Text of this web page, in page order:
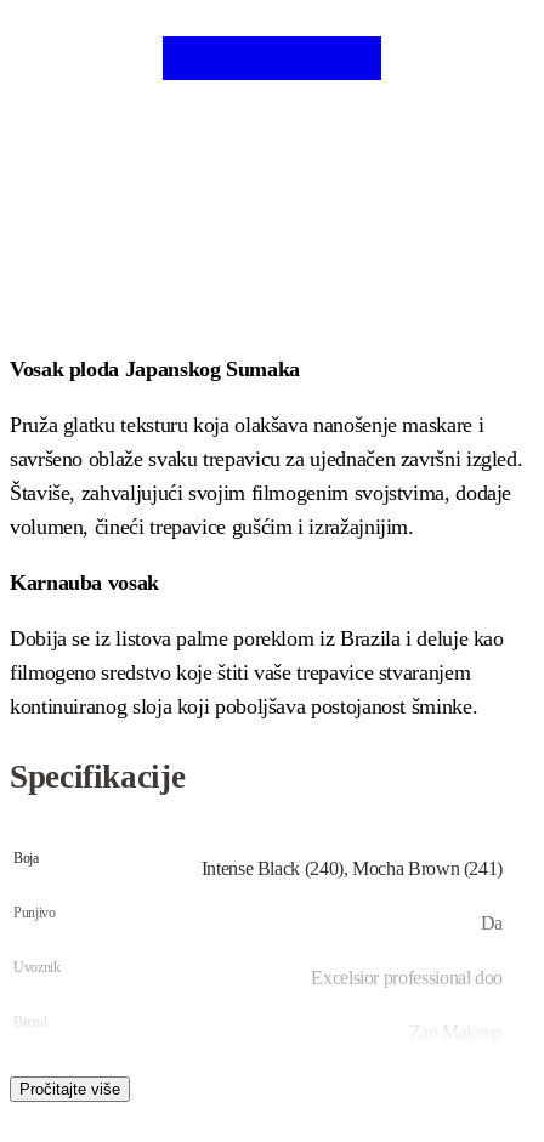
Vosak ploda Japanskog Sumaka
Pruža glatku teksturu koja olakšava nanošenje maskare i
savršeno oblaže svaku trepavicu za ujednačen završni izgled.
Štaviše, zahvaljujući svojim filmogenim svojstvima, dodaje
volumen, čineći trepavice gušćim i izražajnijim.
Karnauba vosak
Dobija se iz listova palme poreklom iz Brazila i deluje kao
filmogeno sredstvo koje štiti vaše trepavice stvaranjem
kontinuiranog sloja koji poboljšava postojanost šminke.
Specifikacije
Boja Intense Black (240), Mocha Brown (241)
Punjivo Da
Uvoznik Excelsior professional doo
Brend Zao Makeup
Zapremina